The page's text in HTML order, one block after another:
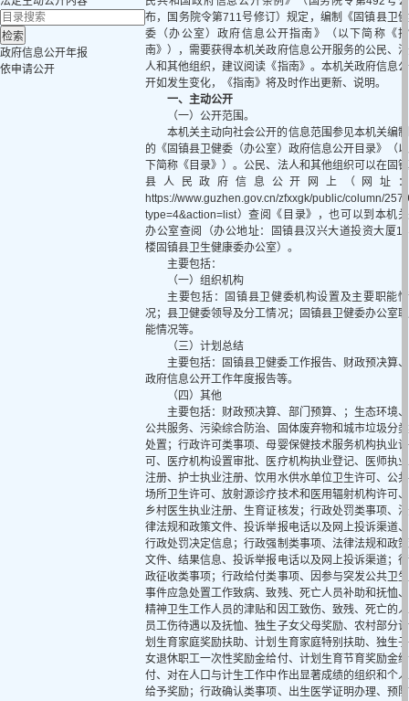
政府信息公开年报
依申请公开
布，国务院令第711号修订）规定，编制《固镇县卫健
委（办公室）政府信息公开指南》（以下简称《指
南》），需要获得本机关政府信息公开服务的公民、法
人和其他组织，建议阅读《指南》。本机关政府信息公
开如发生变化，《指南》将及时作出更新、说明。
一、主动公开
（一）公开范围。
本机关主动向社会公开的信息范围参见本机关编制
的《固镇县卫健委（办公室）政府信息公开目录》（以
下简称《目录》）。公民、法人和其他组织可以在固镇
县人民政府信息公开网上（网址：
https://www.guzhen.gov.cn/zfxxgk/public/column/
type=4&action=list）查阅《目录》，也可以到本机关
办公室查阅（办公地址：固镇县汉兴大道投资大厦13
楼固镇县卫生健康委办公室）。
主要包括：
（一）组织机构
主要包括：固镇县卫健委机构设置及主要职能情
况；县卫健委领导及分工情况；固镇县卫健委办公室职
能情况等。
（三）计划总结
主要包括：固镇县卫健委工作报告、财政预决算、
政府信息公开工作年度报告等。
（四）其他
主要包括：财政预决算、部门预算、；生态环境、
公共服务、污染综合防治、固体废弃物和城市垃圾分类
处置；行政许可类事项、母婴保健技术服务机构执业许
可、医疗机构设置审批、医疗机构执业登记、医师执业
注册、护士执业注册、饮用水供水单位卫生许可、公共
场所卫生许可、放射源诊疗技术和医用辐射机构许可、
乡村医生执业注册、生育证核发；行政处罚类事项、法
律法规和政策文件、投诉举报电话以及网上投诉渠道、
行政处罚决定信息；行政强制类事项、法律法规和政策
文件、结果信息、投诉举报电话以及网上投诉渠道；行
政征收类事项；行政给付类事项、因参与突发公共卫生
事件应急处置工作致病、致残、死亡人员补助和抚恤、
精神卫生工作人员的津贴和因工致伤、致残、死亡的人
员工伤待遇以及抚恤、独生子女父母奖励、农村部分计
划生育家庭奖励扶助、计划生育家庭特别扶助、独生子
女退休职工一次性奖励金给付、计划生育节育奖励金给
付、对在人口与计生工作中作出显著成绩的组织和个人
给予奖励；行政确认类事项、出生医学证明办理、预防